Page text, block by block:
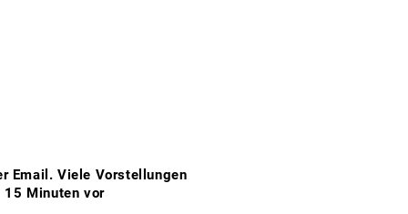
Email. Viele Vorstellungen
15 Minuten vor